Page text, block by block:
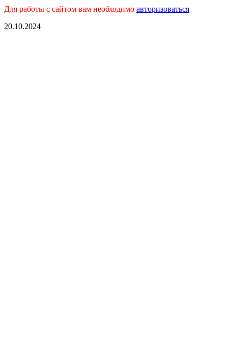
Для работы с сайтом вам необходимо авторизоваться
20.10.2024